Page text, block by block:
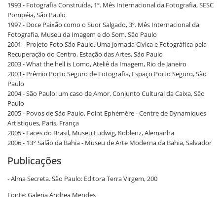
1993 - Fotografia Construída, 1º. Mês Internacional da Fotografia, SESC
Pompéia, São Paulo
1997 - Doce Paixão como o Suor Salgado, 3º. Mês Internacional da
Fotografia, Museu da Imagem e do Som, São Paulo
2001 - Projeto Foto São Paulo, Uma Jornada Cívica e Fotográfica pela
Recuperação do Centro, Estação das Artes, São Paulo
2003 - What the hell is Lomo, Ateliê da Imagem, Rio de Janeiro
2003 - Prêmio Porto Seguro de Fotografia, Espaço Porto Seguro, São
Paulo
2004 - São Paulo: um caso de Amor, Conjunto Cultural da Caixa, São
Paulo
2005 - Povos de São Paulo, Point Ephémère - Centre de Dynamiques
Artistiques, Paris, França
2005 - Faces do Brasil, Museu Ludwig, Koblenz, Alemanha
2006 - 13° Salão da Bahia - Museu de Arte Moderna da Bahia, Salvador
Publicações
- Alma Secreta. São Paulo: Editora Terra Virgem, 200
Fonte: Galeria Andrea Mendes